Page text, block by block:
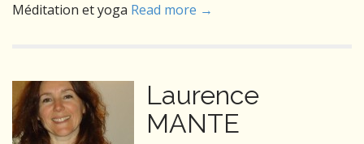
Méditation et yoga Read more →
Laurence
MANTE